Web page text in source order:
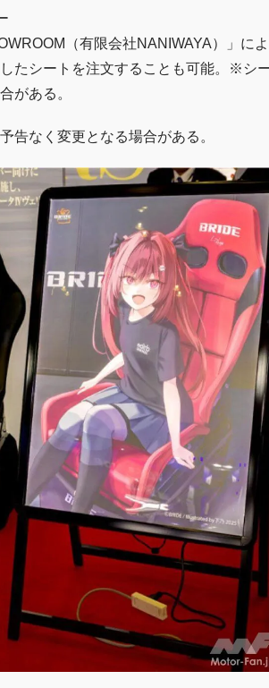
（有限会社NANIWAYA）」
たシートを注文することも可能。※シ
がある。
告なく変更となる場合がある。